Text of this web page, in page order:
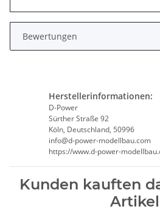
Bewertungen
Herstellerinformationen:
D-Power
Sürther Straße 92
Köln, Deutschland, 50996
info@d-power-modellbau.com
https://www.d-power-
Kunden kauften